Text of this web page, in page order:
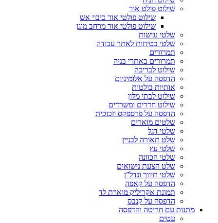
שילוט פולט אור
שילוט פולטי אור כיבוי אש
שילוט פולטי אור מרחב מוגן
שלטי נגישות
שלטי בטיחות לאתר עבודה
תמרורים
תמרורים באתרי בניה
שילוט לבריכה
הדפסה על אלומיניום
אותיות בולטות
שילוט לבתי מלון
שילוט חדרים ומשרדים
הדפסה על פרספקס וזכוכית
שלטים מוארים
שלטי דגל
שלט תאורה לבניין
שלטי עץ
שלטי הכוונה
שלט הצעת נישואים
שלטי תיווך ונדל”ן
הדפסה על קאפה
תמונת אקריליק מוארת לד
הדפסה על קנבס
מתנות עם חריטה והדפסה
עטים